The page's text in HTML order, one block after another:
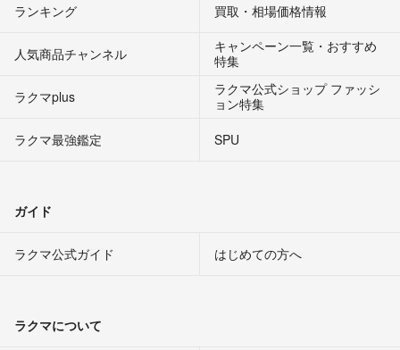
ランキング 買取・相場価格情報
人気商品チャンネル
キャンペーン一覧・おすすめ
特集
ラクマplus
ラクマ公式ショップ ファッシ
ョン特集
ラクマ最強鑑定
SPU
ガイド
ラクマ公式ガイド はじめての方へ
ラクマについて